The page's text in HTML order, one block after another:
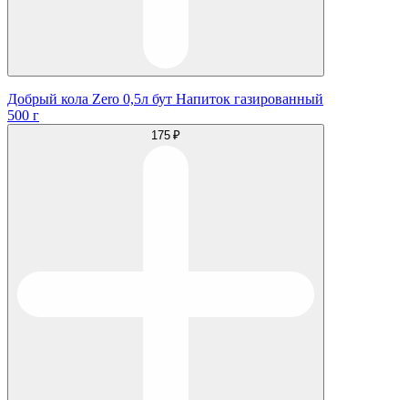
Добрый кола Zero 0,5л бут Напиток газированный
500 г
175 ₽